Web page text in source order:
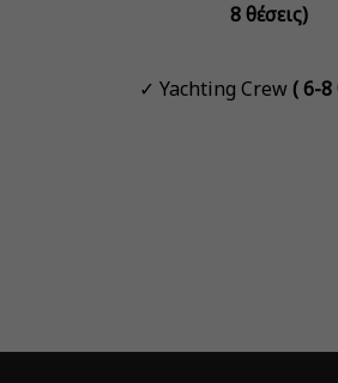
8 θέσεις)
✓ Yachting Crew( 6-8